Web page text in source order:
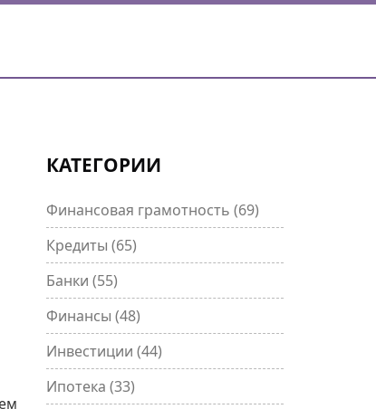
КАТЕГОРИИ
Финансовая грамотность (69)
Кредиты (65)
Банки (55)
Финансы (48)
Инвестиции (44)
Ипотека (33)